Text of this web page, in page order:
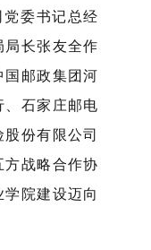
委书记总经
局长张友全作
邮政集团河
石家庄邮电
份有限公司
战略合作协
学院建设迈向